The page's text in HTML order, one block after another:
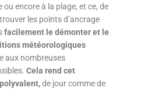
encore à la plage, et ce, de
les points d’ancrage
facilement le démonter et le
météorologiques
aux nombreuses
Cela rend cet
de jour comme de